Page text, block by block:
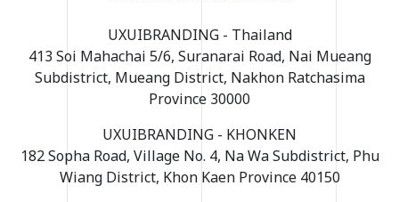
UXUIBRANDING - Thailand
413 Soi Mahachai 5/6, Suranarai Road, Nai Mueang
Subdistrict, Mueang District, Nakhon Ratchasima
Province 30000
UXUIBRANDING - KHONKEN
182 Sopha Road, Village No. 4, Na Wa Subdistrict, Phu
Wiang District, Khon Kaen Province 40150